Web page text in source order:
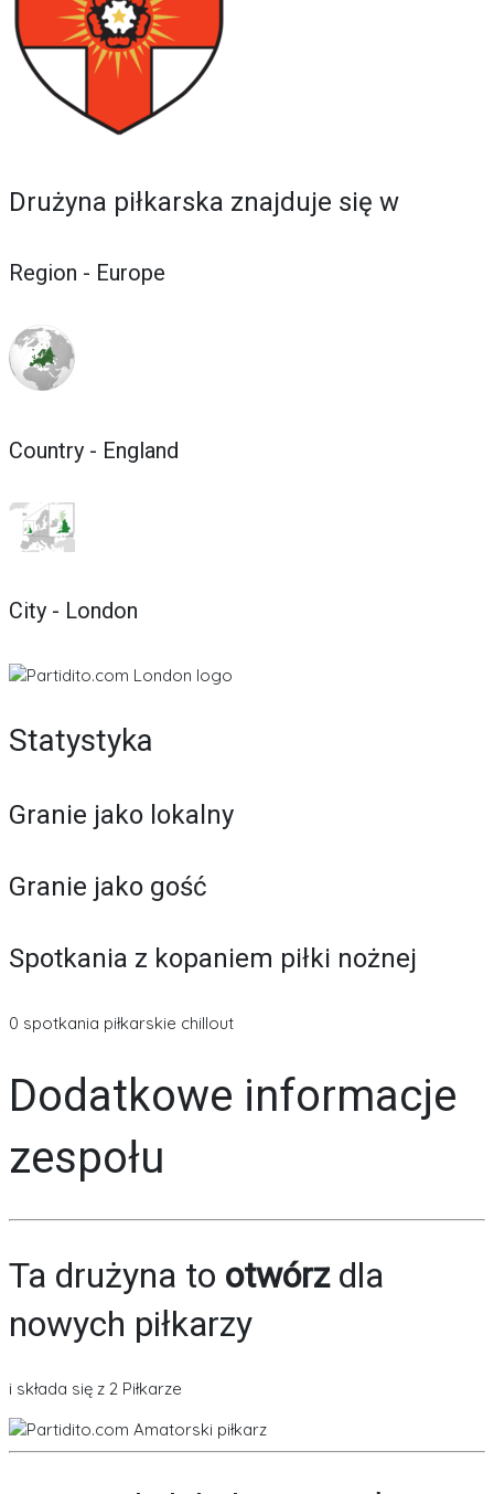
Drużyna piłkarska znajduje się w
Region - Europe
Country - England
City - London
Statystyka
Granie jako lokalny
Granie jako gość
Spotkania z kopaniem piłki nożnej
0 spotkania piłkarskie chillout
Dodatkowe informacje
zespołu
Ta drużyna to otwórzdla
nowych piłkarzy
i składa się z 2 Piłkarze